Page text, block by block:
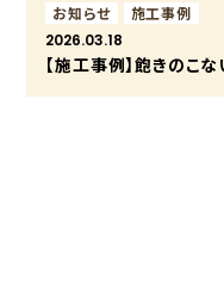
お知らせ
施工事例
2026.03.18
【施工事例】飽きのこ